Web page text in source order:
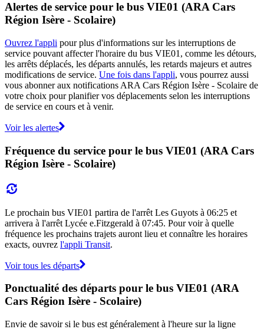
Alertes de service pour le bus VIE01 (ARA Cars
Région Isère - Scolaire)
Ouvrez l'appli pour plus d'informations sur les interruptions de
service pouvant affecter l'horaire du bus VIE01, comme les détours,
les arrêts déplacés, les départs annulés, les retards majeurs et autres
modifications de service. Une fois dans l'appli, vous pourrez aussi
vous abonner aux notifications ARA Cars Région Isère - Scolaire de
votre choix pour planifier vos déplacements selon les interruptions
de service en cours et à venir.
Voir les alertes
Fréquence du service pour le bus VIE01 (ARA Cars
Région Isère - Scolaire)
Le prochain bus VIE01 partira de l'arrêt Les Guyots à 06:25 et
arrivera à l'arrêt Lycée e.Fitzgerald à 07:45. Pour voir à quelle
fréquence les prochains trajets auront lieu et connaître les horaires
exacts, ouvrez l'appli Transit.
Voir tous les départs
Ponctualité des départs pour le bus VIE01 (ARA
Cars Région Isère - Scolaire)
Envie de savoir si le bus est généralement à l'heure sur la ligne